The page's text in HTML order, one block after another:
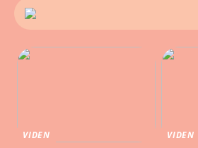
VIDEN VIDEN